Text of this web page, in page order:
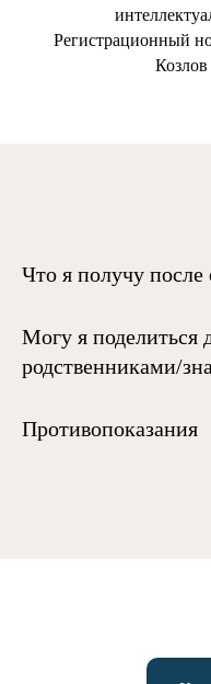
Регистрационный
Что я получу
Могу я поделиться
родственниками/
Противопоказания